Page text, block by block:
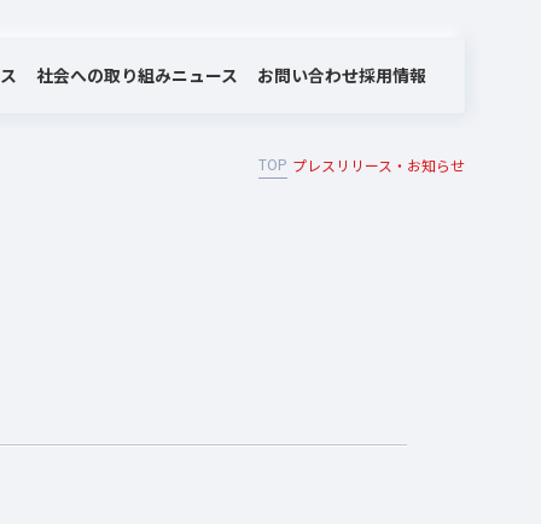
MOTEX/LANSCOPEのあゆみ
社会への取り組みニュース お問い合わせ採用情報
TOP プレスリリース・お知らせ